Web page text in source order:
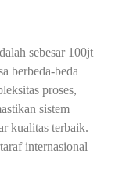
sebesar 100jt
berbeda-beda
proses,
sistem
kualitas terbaik.
internasional